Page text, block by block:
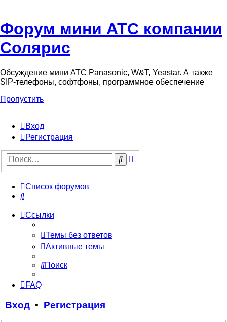
Форум мини АТС компании
Солярис
Обсуждение мини АТС Panasonic, W&T, Yeastar. А также
SIP-телефоны, софтфоны, программное обеспечение
Пропустить
Вход
Регистрация
Поиск
Список форумов
Поиск
Ссылки
Темы без ответов
Активные темы
Поиск
FAQ
Вход • Регистрация